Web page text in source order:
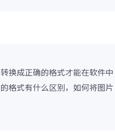
换成正确的格式才能在软件中
格式有什么区别，如何将图片